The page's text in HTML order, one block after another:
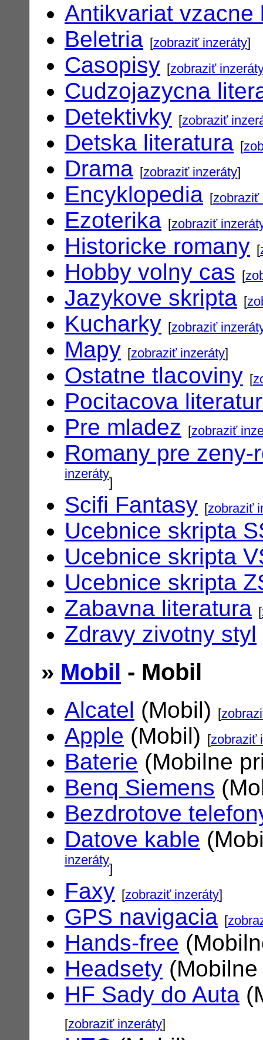
Antikvariat vzacne
Beletria [zobraziť inzeráty]
Casopisy [zobraziť
Cudzojazycna
Detektivky [zobraziť
Detska literatura [
Drama [zobraziť inzeráty]
Encyklopedia [zobraziť
Ezoterika [zobraziť
Historicke romany [
Hobby volny cas [
Jazykove skripta [
Kucharky [zobraziť
Mapy [zobraziť inzeráty]
Ostatne tlacoviny [
Pocitacova
Pre mladez
[zobraziť
Romany pre
inzeráty]
Scifi Fantasy [zobraziť
Ucebnice skripta
Ucebnice skripta
Ucebnice skripta
Zabavna literatura [
Zdravy zivotny styl
» Mobil - Mobil
Alcatel (Mobil) [
Apple (Mobil) [zobraziť
Baterie (Mobilne
Benq Siemens
Bezdrotove
Datove kable
inzeráty]
Faxy [zobraziť inzeráty]
GPS navigacia [
Hands-free
Headsety
HF Sady do Auta
[zobraziť inzeráty]